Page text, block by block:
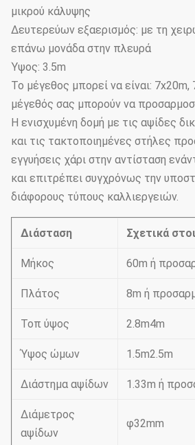
μικρού κάλυψης
Δευτερεύων εξαερισμός: με τη
επάνω μονάδα στην πλευρά
Ύψος: 3.5m
Το μέγεθος μπορεί να είναι: 7x20m,
μέγεθός σας μπορούν να
Η ενισχυμένη δομή με τις αψίδες
και τις τακτοποιημένες στήλες
εγγυήσεις χάρι στην αντίσταση
και επιτρέπει συγχρόνως την
διάφορους τύπους καλλιεργειών.
Διάσταση Σχετικά
Μήκος 60m ή
Πλάτος 8m ή
Τοπ ύψος 2.8m4m
Ύψος ώμων 1.5m2.5m
Διάστημα αψίδων 1.33m ή
Διάμετρος
αψίδων
φ32mm